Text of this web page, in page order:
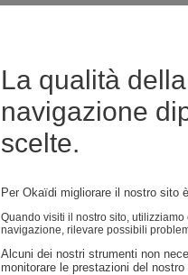
La qualità
navigazione
scelte.
Per Okaïdi migliorare il nostro sito
Quando visiti il ​​nostro sito,
navigazione, rilevare possibili
Alcuni dei nostri strumenti non
monitorare le prestazioni del nostro